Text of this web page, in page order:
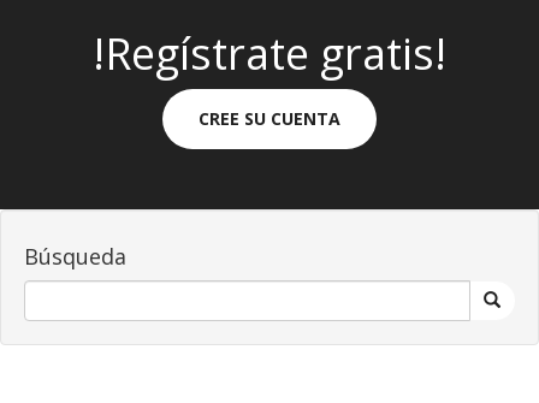
!Regístrate gratis!
CREE SU CUENTA
Búsqueda